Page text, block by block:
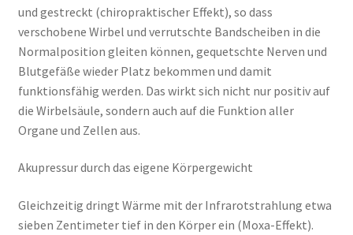
und gestreckt (chiropraktischer Effekt), so dass
verschobene Wirbel und verrutschte Bandscheiben in die
Normalposition gleiten können, gequetschte Nerven und
Blutgefäße wieder Platz bekommen und damit
funktionsfähig werden. Das wirkt sich nicht nur positiv auf
die Wirbelsäule, sondern auch auf die Funktion aller
Organe und Zellen aus.
Akupressur durch das eigene Körpergewicht
Gleichzeitig dringt Wärme mit der Infrarotstrahlung etwa
sieben Zentimeter tief in den Körper ein (Moxa-Effekt).